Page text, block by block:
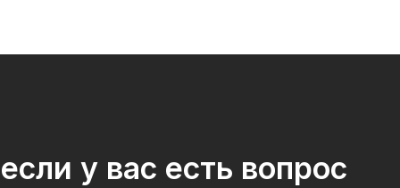
у вас есть вопрос